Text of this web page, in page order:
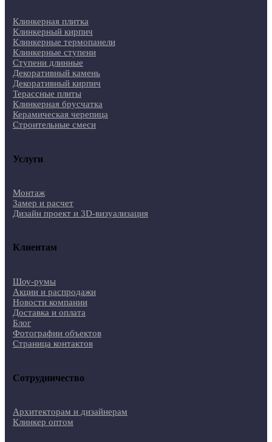
Клинкерная плитка
Клинкерный кирпич
Клинкерные термопанели
Клинкерные ступени
Ступени длинные
Декоративный камень
Декоративный кирпич
Терассные плиты
Клинкерная брусчатка
Керамическая черепица
Строительные смеси
Услуги
Монтаж
Замер и расчет
Дизайн проект и 3D-визуализация
Клиентам
Шоу-румы
Акции и распродажи
Новости компании
Доставка и оплата
Блог
Фотографии объектов
Страница контактов
Сотрудничество
Архитекторам и дизайнерам
Клинкер оптом